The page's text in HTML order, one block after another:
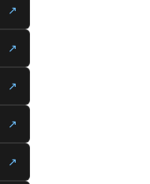
↗
↗
↗
↗
↗